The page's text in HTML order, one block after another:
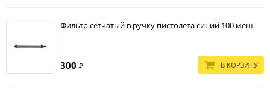
Фильтр сетчатый в ручку пистолета синий 100 меш
300 ₽ В КОРЗИНУ